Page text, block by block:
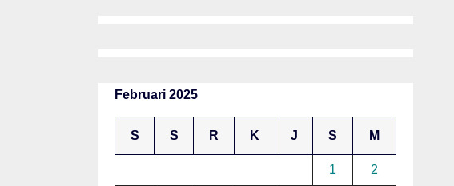
Februari 2025
S S R K J S M
1 2